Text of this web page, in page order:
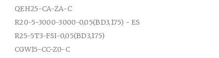
QEH25-CA-ZA-C
R20-5-3000-3000-0,05(BD3,175) - ES
R25-5T3-FSI-0,05(BD3,175)
CGW15-CC-Z0-C